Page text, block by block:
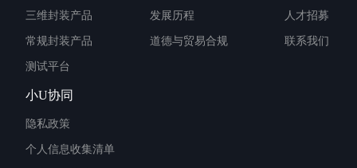
三维封装产品
常规封装产品
测试平台
发展历程
道德与贸易合规
人才招募
联系我们
小U协同
隐私政策
个人信息收集清单